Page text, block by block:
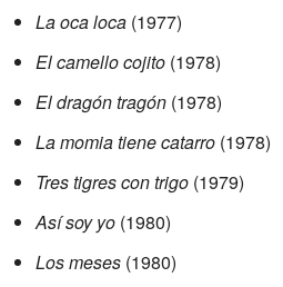
La oca loca (1977)
El camello cojito (1978)
El dragón tragón (1978)
La momia tiene catarro (1978)
Tres tigres con trigo (1979)
Así soy yo (1980)
Los meses (1980)